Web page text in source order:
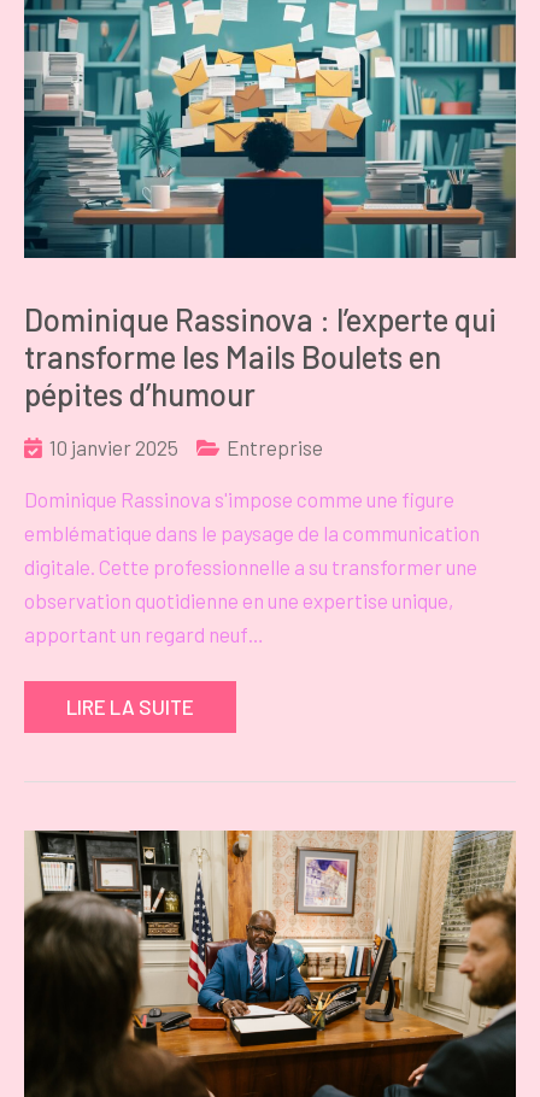
Dominique Rassinova : l’experte qui
transforme les Mails Boulets en
pépites d’humour
10 janvier 2025 Entreprise
Dominique Rassinova s'impose comme une figure
emblématique dans le paysage de la communication
digitale. Cette professionnelle a su transformer une
observation quotidienne en une expertise unique,
apportant un regard neuf…
LIRE LA SUITE